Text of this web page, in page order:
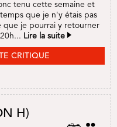
tenu cette semaine et
que je n'y étais pas
que je pourrai y retourner
Lire la suite
CRITIQUE
H)